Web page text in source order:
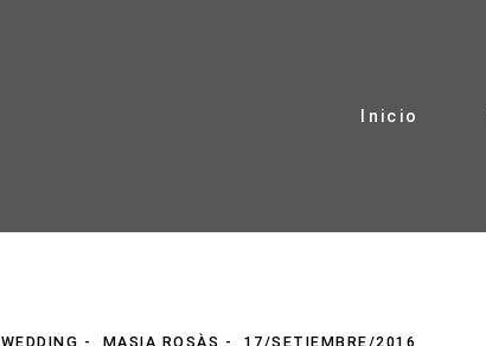
Inicio
WEDDING MASIA ROSÀS 17/SETIEMBRE/2016